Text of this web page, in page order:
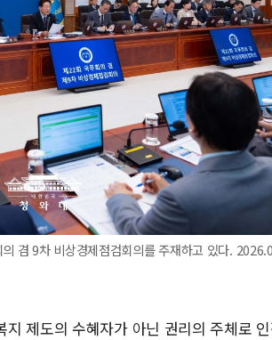
겸 9차 비상경제점검회의를 주재하고 있다.
제도의 수혜자가 아닌 권리의 주체로